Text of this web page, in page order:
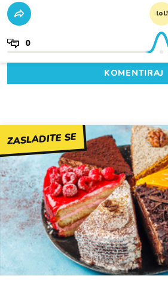
lol!
0
KOMENTIRAJ
ZASLADITE SE